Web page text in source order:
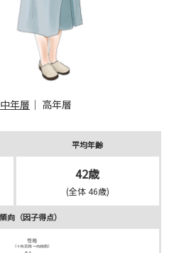
中年層 ｜ 高年層
平均年齢
42歳
(全体 46歳)
向（因子得点）